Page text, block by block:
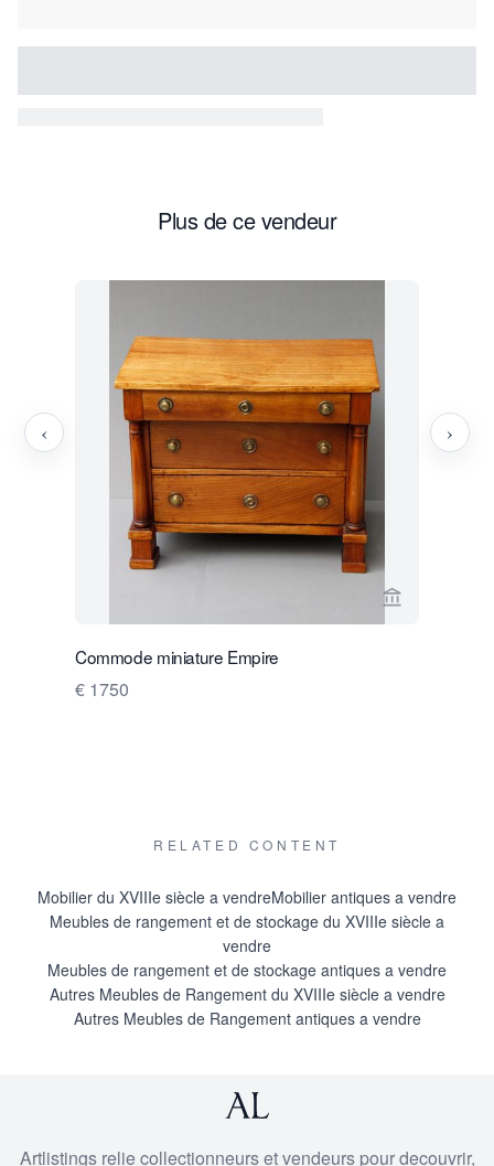
Plus de ce vendeur
Voir la page
Commode miniature Empire
€ 1750
‹ ›
RELATED CONTENT
Mobilier du XVIIIe siècle a vendreMobilier antiques a vendre
Meubles de rangement et de stockage du XVIIIe siècle a
vendre
Meubles de rangement et de stockage antiques a vendre
Autres Meubles de Rangement du XVIIIe siècle a vendre
Autres Meubles de Rangement antiques a vendre
Artlistings relie collectionneurs et vendeurs pour decouvrir,